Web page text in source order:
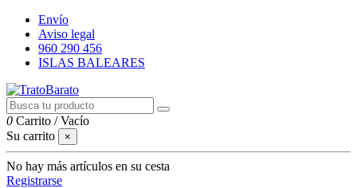
Envío
Aviso legal
960 290 456
ISLAS BALEARES
0 Carrito /Vacío
Su carrito
×
No hay más artículos en su cesta
Registrarse